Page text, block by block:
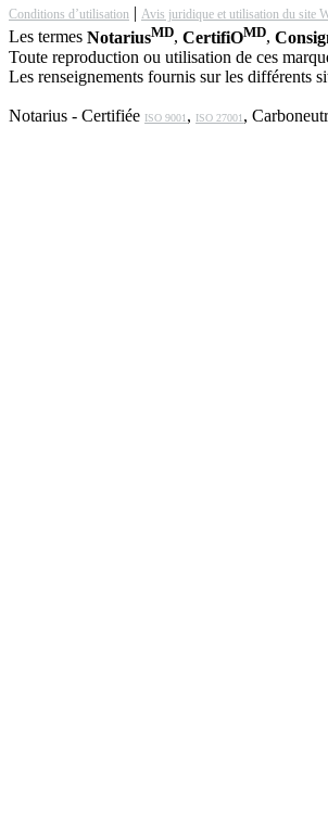
Conditions d’utilisation | Avis juridique et utilisation du site
Les termes NotariusMD, CertifiOMD,
Toute reproduction ou utilisation de ces
Les renseignements fournis sur les différents
Notarius - Certifiée ISO 9001 , ISO 27001 ,